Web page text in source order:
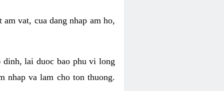
vat, cua dang nhap am ho,
lai duoc bao phu vi long
nhap va lam cho ton thuong.